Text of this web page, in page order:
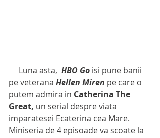
     Luna asta,
HBO Go isi pune banii
pe veterana Hellen Miren pe care o
putem admira in Catherina The
Great, un serial despre viata
imparatesei Ecaterina cea Mare.
Miniseria de 4 episoade va scoate la